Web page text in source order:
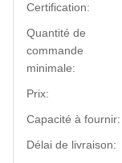
Certification:
Quantité de
commande
minimale:
Prix:
Capacité à fournir:
Délai de livraison: